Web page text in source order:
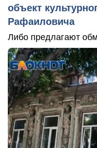
объект
Рафаиловича
Либо предлагают